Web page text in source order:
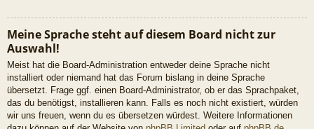
Meine Sprache steht auf diesem Board nicht zur
Auswahl!
Meist hat die Board-Administration entweder deine Sprache nicht
installiert oder niemand hat das Forum bislang in deine Sprache
übersetzt. Frage ggf. einen Board-Administrator, ob er das Sprachpaket,
das du benötigst, installieren kann. Falls es noch nicht existiert, würden
wir uns freuen, wenn du es übersetzen würdest. Weitere Informationen